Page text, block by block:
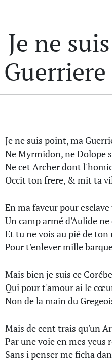
Je ne
Guerriere
Je ne suis point, ma
Ne Myrmidon, ne Dolope
Ne cet Archer dont
Occit ton frere, & mit ta
En ma faveur pour
Un camp armé d'Aulide
Et tu ne vois au pié de
Pour t'enlever mille
Mais bien je suis ce
Qui pour t'amour ai le
Non de la main du
Mais de cent trais qu'un
Par une voie en mes yeus
Sans i penser me ficha